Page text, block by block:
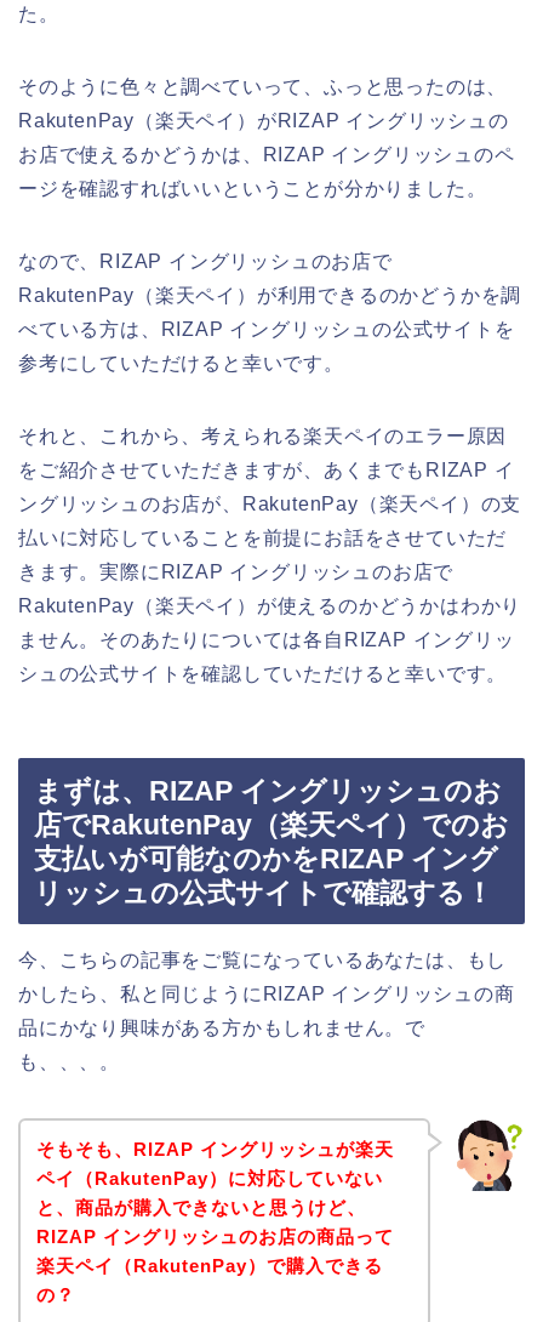
た。
そのように色々と調べていって、ふっと思ったのは、
RakutenPay（楽天ペイ）がRIZAP イングリッシュの
お店で使えるかどうかは、RIZAP イングリッシュのペ
ージを確認すればいいということが分かりました。
なので、RIZAP イングリッシュのお店で
RakutenPay（楽天ペイ）が利用できるのかどうかを調
べている方は、RIZAP イングリッシュの公式サイトを
参考にしていただけると幸いです。
それと、これから、考えられる楽天ペイのエラー原因
をご紹介させていただきますが、あくまでもRIZAP イ
ングリッシュのお店が、RakutenPay（楽天ペイ）の支
払いに対応していることを前提にお話をさせていただ
きます。実際にRIZAP イングリッシュのお店で
RakutenPay（楽天ペイ）が使えるのかどうかはわかり
ません。そのあたりについては各自RIZAP イングリッ
シュの公式サイトを確認していただけると幸いです。
まずは、RIZAP イングリッシュのお
店でRakutenPay（楽天ペイ）でのお
支払いが可能なのかをRIZAP イング
リッシュの公式サイトで確認する！
今、こちらの記事をご覧になっているあなたは、もし
かしたら、私と同じようにRIZAP イングリッシュの商
品にかなり興味がある方かもしれません。で
も、、、。
そもそも、RIZAP イングリッシュが楽天
ペイ（RakutenPay）に対応していない
と、商品が購入できないと思うけど、
RIZAP イングリッシュのお店の商品って
楽天ペイ（RakutenPay）で購入できる
の？